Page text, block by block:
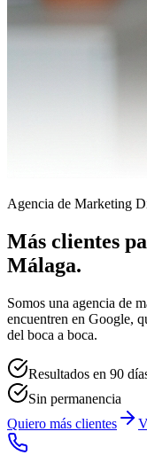
Agencia de Marketing
Más clientes
Málaga.
Somos una agencia de
encuentren en Google,
del boca a boca.
Resultados en 90
Sin permanencia
Quiero más clientes